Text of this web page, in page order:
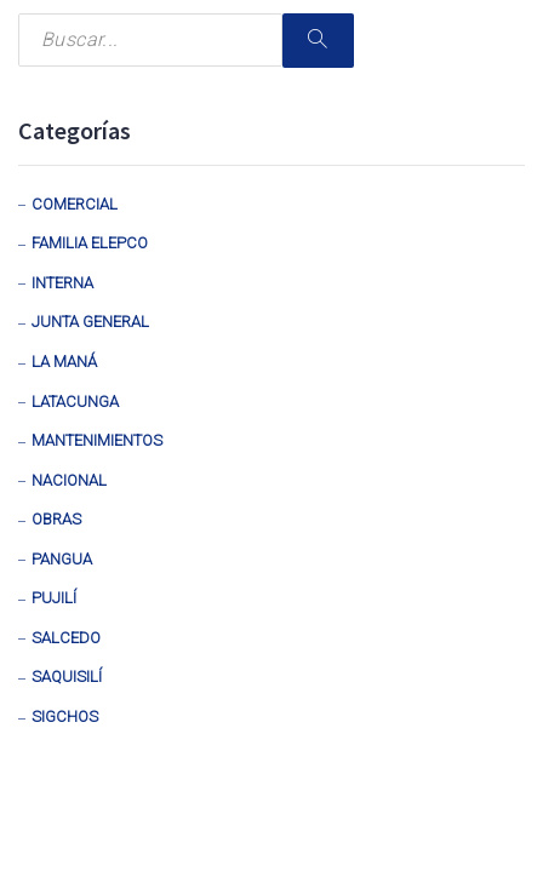
Categorías
COMERCIAL
FAMILIA ELEPCO
INTERNA
JUNTA GENERAL
LA MANÁ
LATACUNGA
MANTENIMIENTOS
NACIONAL
OBRAS
PANGUA
PUJILÍ
SALCEDO
SAQUISILÍ
SIGCHOS